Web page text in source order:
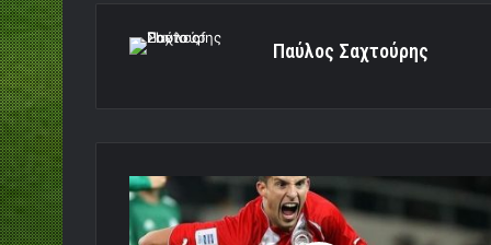
Παύλος Σαχτούρης
«Καθάρισε»
τον
πελάτη